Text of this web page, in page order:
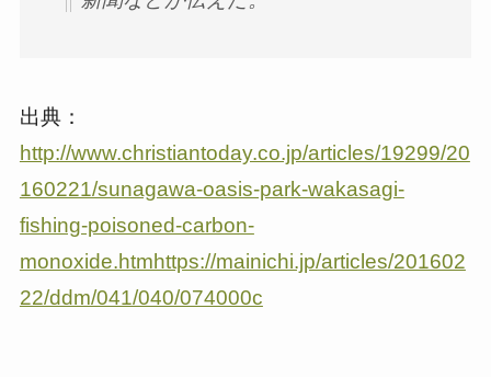
出典：
http://www.christiantoday.co.jp/articles/19299/20
160221/sunagawa-oasis-park-wakasagi-
fishing-poisoned-carbon-
monoxide.htmhttps://mainichi.jp/articles/201602
22/ddm/041/040/074000c